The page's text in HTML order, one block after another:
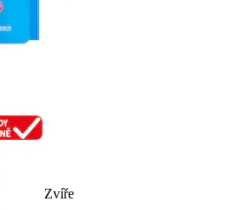
Zvíře